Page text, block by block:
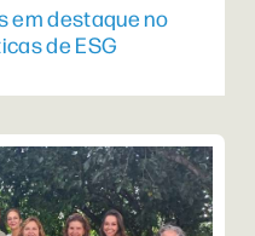
em destaque no
de ESG